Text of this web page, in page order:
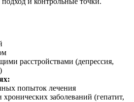
расстройствами (депрессия,
попыток лечения
заболеваний (гепатит,